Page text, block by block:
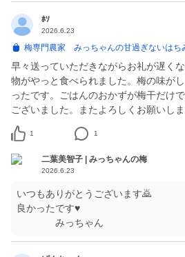
ﾎｿ
2026.6.23
梅専門農家 みっちゃんの甘過ぎないはち
早々送っていただきながらお礼が遅く
物がやっと食べられました。梅の味が
ったです。ごはんのおかずが梅干だけ
ございました。またよろしくお願いしま
1 1
二葉美智子 | みっちゃんの梅
2026.6.23
いつもありがとうございます🙇
良かったです♥
みっちゃん